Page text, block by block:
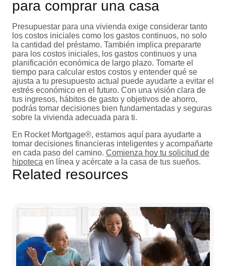
para comprar una casa
Presupuestar para una vivienda exige considerar tanto
los costos iniciales como los gastos continuos, no solo
la cantidad del préstamo. También implica prepararte
para los costos iniciales, los gastos continuos y una
planificación económica de largo plazo. Tomarte el
tiempo para calcular estos costos y entender qué se
ajusta a tu presupuesto actual puede ayudarte a evitar el
estrés económico en el futuro. Con una visión clara de
tus ingresos, hábitos de gasto y objetivos de ahorro,
podrás tomar decisiones bien fundamentadas y seguras
sobre la vivienda adecuada para ti.
En Rocket Mortgage®, estamos aquí para ayudarte a
tomar decisiones financieras inteligentes y acompañarte
en cada paso del camino. Comienza hoy tu solicitud de
hipoteca en línea y acércate a la casa de tus sueños.
Related resources